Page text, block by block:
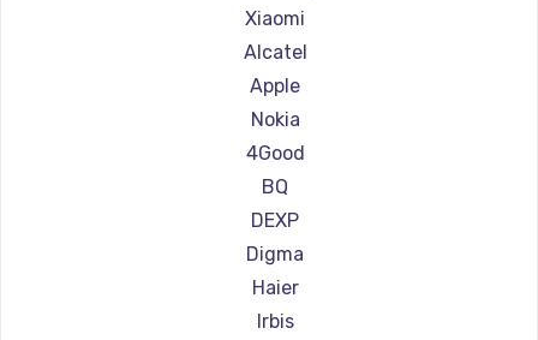
Ремонт планшетов Getac
Ремонт планшетов ZTE
Ремонт планшетов Google
Ремонт планшетов Navitel
Ремонт планшетов Teclast
Ремонт планшетов CHUWI
Xiaomi
Alcatel
Apple
Nokia
4Good
BQ
DEXP
Digma
Haier
Irbis